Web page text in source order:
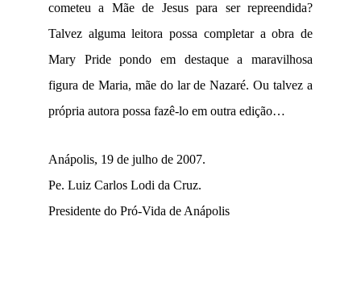
cometeu a Mãe de Jesus para ser repreendida?
Talvez alguma leitora possa completar a obra de
Mary Pride pondo em destaque a maravilhosa
figura de Maria, mãe do lar de Nazaré. Ou talvez a
própria autora possa fazê-lo em outra edição…
Anápolis, 19 de julho de 2007.
Pe. Luiz Carlos Lodi da Cruz.
Presidente do Pró-Vida de Anápolis